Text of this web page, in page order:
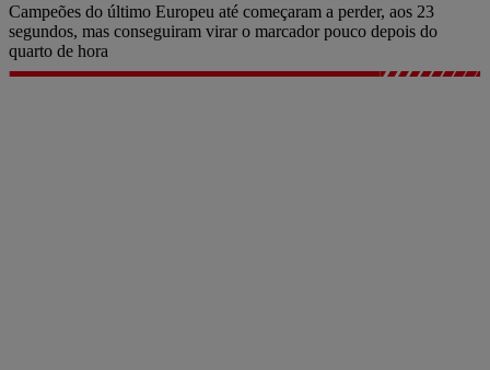
Campeões do último Europeu até começaram a perder, aos 23
segundos, mas conseguiram virar o marcador pouco depois do
quarto de hora